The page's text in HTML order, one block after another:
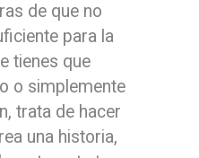
de que no
para la
tienes que
o simplemente
trata de hacer
una historia,